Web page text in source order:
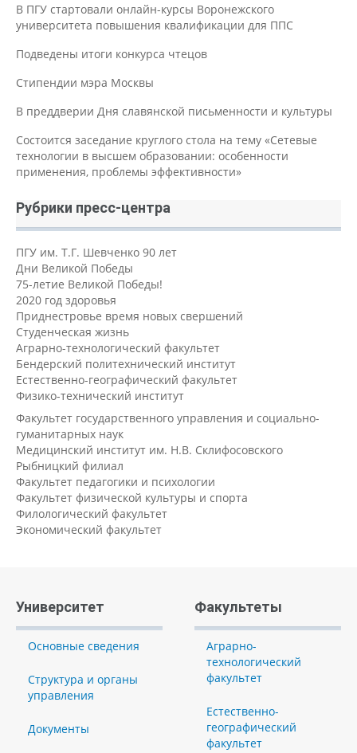
В ПГУ стартовали онлайн-курсы Воронежского
университета повышения квалификации для ППС
Подведены итоги конкурса чтецов
Стипендии мэра Москвы
В преддверии Дня славянской письменности и культуры
Состоится заседание круглого стола на тему «Сетевые
технологии в высшем образовании: особенности
применения, проблемы эффективности»
Рубрики пресс-центра
ПГУ им. Т.Г. Шевченко 90 лет
Дни Великой Победы
75-летие Великой Победы!
2020 год здоровья
Приднестровье время новых свершений
Студенческая жизнь
Аграрно-технологический факультет
Бендерский политехнический институт
Естественно-географический факультет
Физико-технический институт
Факультет государственного управления и социально-
гуманитарных наук
Медицинский институт им. Н.В. Склифосовского
Рыбницкий филиал
Факультет педагогики и психологии
Факультет физической культуры и спорта
Филологический факультет
Экономический факультет
Университет
Основные сведения
Структура и органы
управления
Документы
Факультеты
Аграрно-
технологический
факультет
Естественно-
географический
факультет